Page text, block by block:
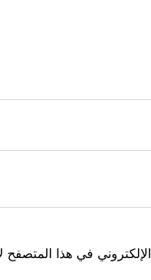
في هذا المتصفح